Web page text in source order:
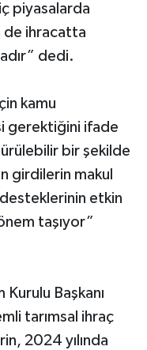
piyasalarda
de ihracatta
dedi.
kamu
gerektiğini ifade
bir şekilde
girdilerin makul
etkin
taşıyor”
Başkanı
tarımsal ihraç
2024 yılında